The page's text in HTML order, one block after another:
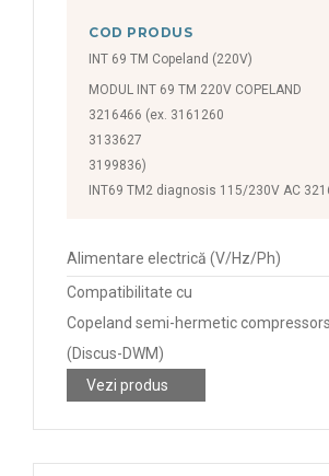
COD PRODUS
INT 69 TM Copeland (220V)
MODUL INT 69 TM 220V COPELAND
3216466 (ex. 3161260
3133627
3199836)
INT69 TM2 diagnosis 115/230V AC
Alimentare electrică (V/Hz/Ph)
Compatibilitate cu
Copeland semi-hermetic
(Discus-DWM)
Vezi produs